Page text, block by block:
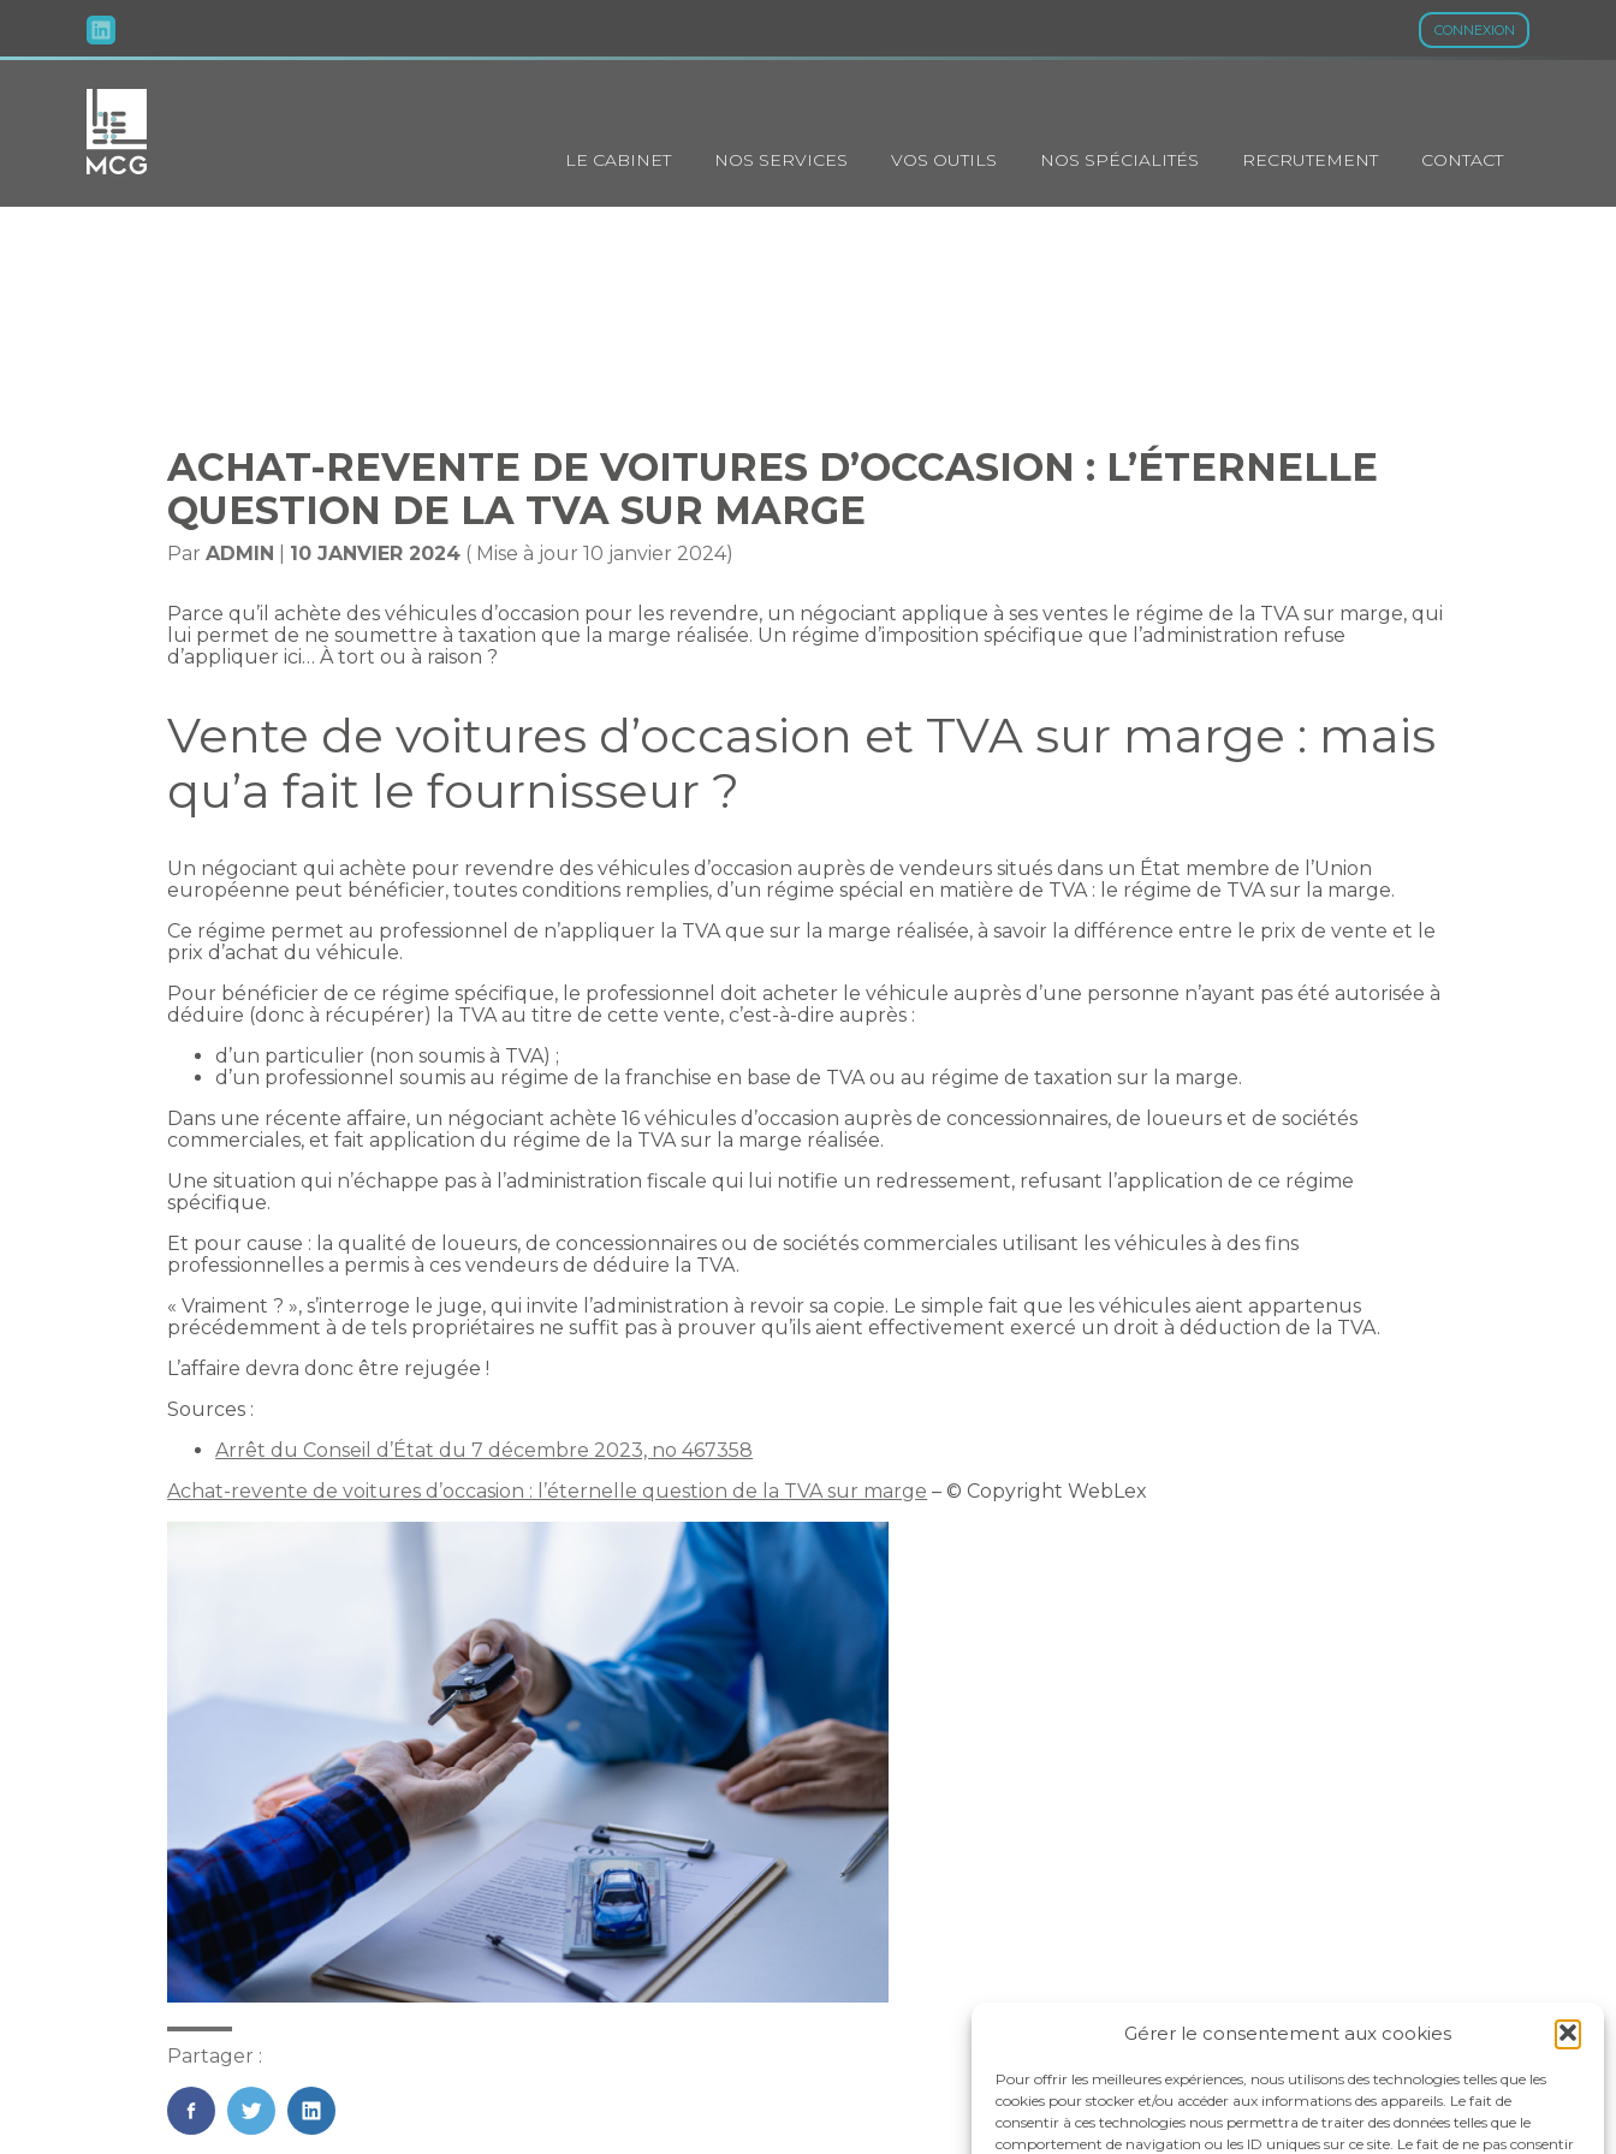
Gérer le consentement aux cookies
Pour offrir les meilleures expériences, nous utilisons des technologies telles que les
cookies pour stocker et/ou accéder aux informations des appareils. Le fait de
consentir à ces technologies nous permettra de traiter des données telles que le
comportement de navigation ou les ID uniques sur ce site. Le fait de ne pas consentir
CONNEXION
au
Principal
LE CABINET NOS SERVICES VOS OUTILS NOS SPÉCIALITÉS RECRUTEMENT CONTACT
ACHAT-REVENTE DE VOITURES D’OCCASION : L’ÉTERNELLE
QUESTION DE LA TVA SUR MARGE
ParADMIN 10 JANVIER 2024 ( Mise à jour 10 janvier 2024)
Parce qu’il achète des véhicules d’occasion pour les revendre, un négociant applique à ses ventes le régime de la TVA sur marge, qui
lui permet de ne soumettre à taxation que la marge réalisée. Un régime d’imposition spécifique que l’administration refuse
d’appliquer ici… À tort ou à raison ?
Vente de voitures d’occasion et TVA sur marge : mais
qu’a fait le fournisseur ?
Un négociant qui achète pour revendre des véhicules d’occasion auprès de vendeurs situés dans un État membre de l’Union
européenne peut bénéficier, toutes conditions remplies, d’un régime spécial en matière de TVA : le régime de TVA sur la marge.
Ce régime permet au professionnel de n’appliquer la TVA que sur la marge réalisée, à savoir la différence entre le prix de vente et le
prix d’achat du véhicule.
Pour bénéficier de ce régime spécifique, le professionnel doit acheter le véhicule auprès d’une personne n’ayant pas été autorisée à
déduire (donc à récupérer) la TVA au titre de cette vente, c’est-à-dire auprès :
d’un particulier (non soumis à TVA) ;
d’un professionnel soumis au régime de la franchise en base de TVA ou au régime de taxation sur la marge.
Dans une récente affaire, un négociant achète 16 véhicules d’occasion auprès de concessionnaires, de loueurs et de sociétés
commerciales, et fait application du régime de la TVA sur la marge réalisée.
Une situation qui n’échappe pas à l’administration fiscale qui lui notifie un redressement, refusant l’application de ce régime
spécifique.
Et pour cause : la qualité de loueurs, de concessionnaires ou de sociétés commerciales utilisant les véhicules à des fins
professionnelles a permis à ces vendeurs de déduire la TVA.
« Vraiment ? », s’interroge le juge, qui invite l’administration à revoir sa copie. Le simple fait que les véhicules aient appartenus
précédemment à de tels propriétaires ne suffit pas à prouver qu’ils aient effectivement exercé un droit à déduction de la TVA.
L’affaire devra donc être rejugée !
Sources :
Arrêt du Conseil d’État du 7 décembre 2023, no 467358
Achat-revente de voitures d’occasion : l’éternelle question de la TVA sur marge – © Copyright WebLex
Partager :
FaceBook
TwitterLinkedIn